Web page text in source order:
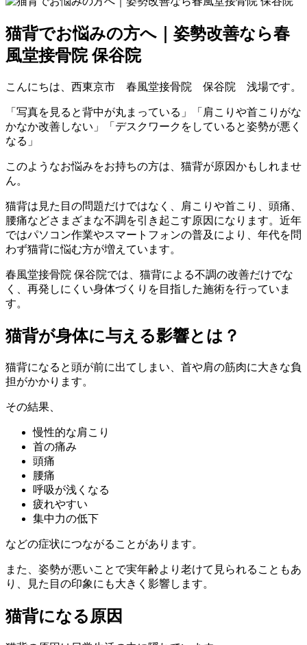
猫背でお悩みの方へ｜姿勢改善なら春
風堂接骨院 保谷院
こんにちは、西東京市 春風堂接骨院 保谷院 浅場です。
「写真を見ると背中が丸まっている」「肩こりや首こりがな
かなか改善しない」「デスクワークをしていると姿勢が悪く
なる」
このようなお悩みをお持ちの方は、猫背が原因かもしれませ
ん。
猫背は見た目の問題だけではなく、肩こりや首こり、頭痛、
腰痛などさまざまな不調を引き起こす原因になります。近年
ではパソコン作業やスマートフォンの普及により、年代を問
わず猫背に悩む方が増えています。
春風堂接骨院 保谷院では、猫背による不調の改善だけでな
く、再発しにくい身体づくりを目指した施術を行っていま
す。
猫背が身体に与える影響とは？
猫背になると頭が前に出てしまい、首や肩の筋肉に大きな負
担がかかります。
その結果、
慢性的な肩こり
首の痛み
頭痛
腰痛
呼吸が浅くなる
疲れやすい
集中力の低下
などの症状につながることがあります。
また、姿勢が悪いことで実年齢より老けて見られることもあ
り、見た目の印象にも大きく影響します。
猫背になる原因